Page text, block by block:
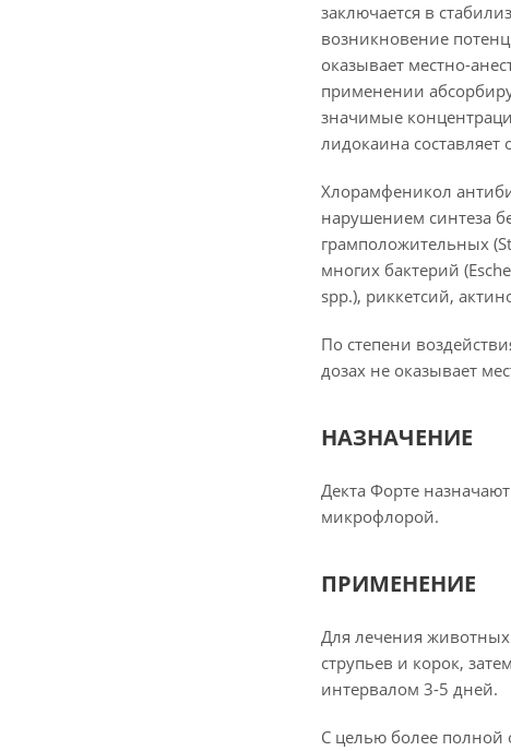
заключается в
возникновение
оказывает местно-
применении
значимые
лидокаина
Хлорамфеникол
нарушением синтеза
грамположительных
многих бактерий
spp.), риккетсий,
По степени
дозах не оказывает
НАЗНАЧЕНИЕ
Декта Форте
микрофлорой.
ПРИМЕНЕНИЕ
Для лечения
струпьев и корок,
интервалом 3-5 дней.
С целью более полной